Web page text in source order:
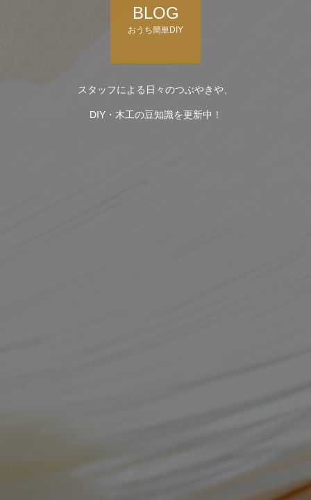
BLOG
おうち簡単DIY
スタッフによる日々のつぶやきや、
DIY・木工の豆知識を更新中！